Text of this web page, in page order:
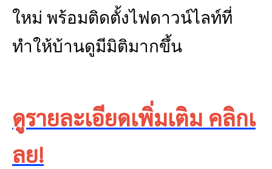
ใหม่ พร้อมติดตั้งไฟดาวน์ไลท์ที่
ทำให้บ้านดูมีมิติมากขึ้น
ดูรายละเอียดเพิ่มเติม คลิกเ
ลย!